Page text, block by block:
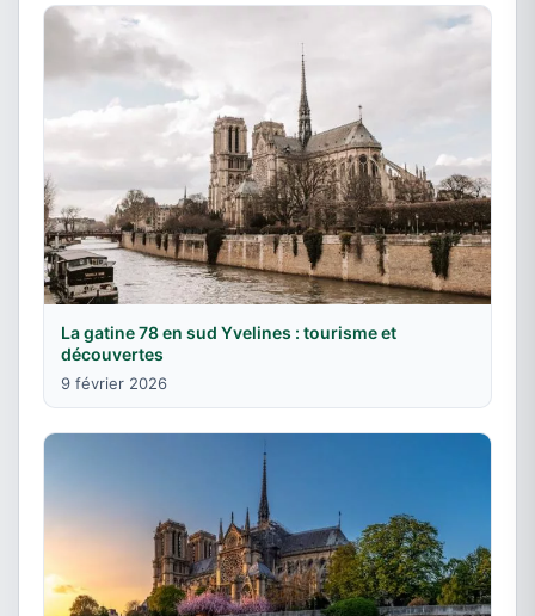
La gatine 78 en sud Yvelines : tourisme et
découvertes
9 février 2026